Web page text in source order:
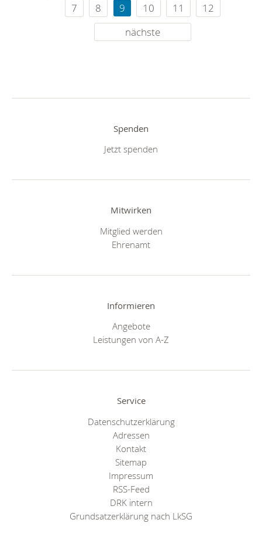
7
8 9 10 11
12
nächste
Spenden
Jetzt spenden
Mitwirken
Mitglied werden
Ehrenamt
Informieren
Angebote
Leistungen von A-Z
Service
Datenschutzerklärung
Adressen
Kontakt
Sitemap
Impressum
RSS-Feed
DRK intern
Grundsatzerklärung nach LkSG